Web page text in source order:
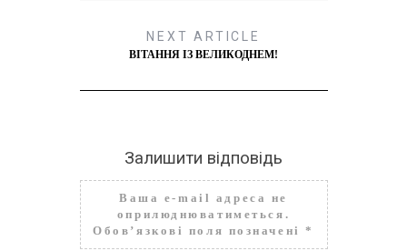
NEXT ARTICLE
ВІТАННЯ ІЗ ВЕЛИКОДНЕМ!
Залишити відповідь
Ваша e-mail адреса не
оприлюднюватиметься.
Обов’язкові поля позначені*